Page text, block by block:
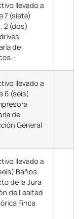
llevado a
7 (siete)
2 (dos)
de
llevado a
6 (seis)
de
General
llevado a
Baños
de la Jura
de Lealtad
Finca